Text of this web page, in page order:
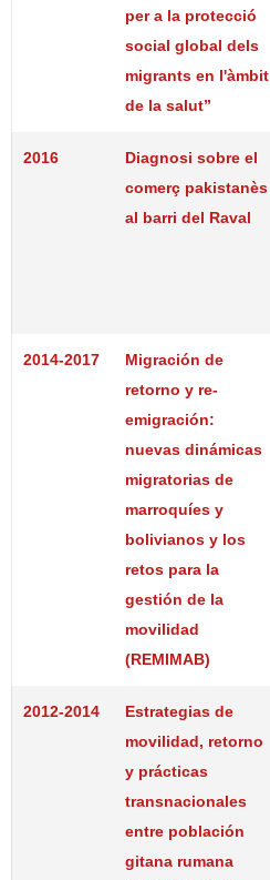
per a la protecció
social global dels
migrants en l'àmbit
de la salut”
2016
Diagnosi sobre el
comerç pakistanès
al barri del Raval
2014-2017
Migración de
retorno y re-
emigración:
nuevas dinámicas
migratorias de
marroquíes y
bolivianos y los
retos para la
gestión de la
movilidad
(REMIMAB)
2012-2014
Estrategias de
movilidad, retorno
y prácticas
transnacionales
entre población
gitana rumana